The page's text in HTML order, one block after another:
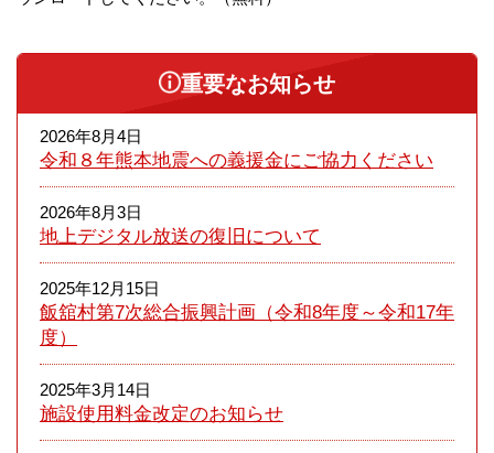
重要なお知らせ
2026年8月4日
令和８年熊本​地震への義援金にご協力ください
2026年8月3日
地上デジタル放送の復旧について
2025年12月15日
飯舘村第7次総合振興計画（令和8年度～令和17年
度）
2025年3月14日
施設使用料金改定のお知らせ